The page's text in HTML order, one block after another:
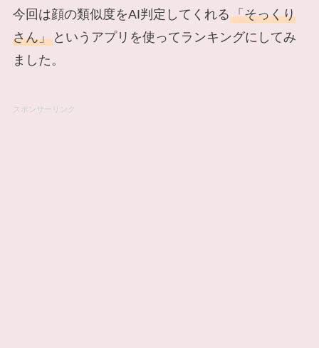
今回は顔の類似度をAI判定してくれる「そっくり
さん」というアプリを使ってランキングにしてみ
ました。
スポンサーリンク